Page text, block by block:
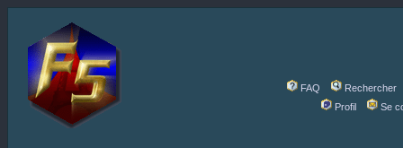
FAQ
Rechercher
Profil
Se